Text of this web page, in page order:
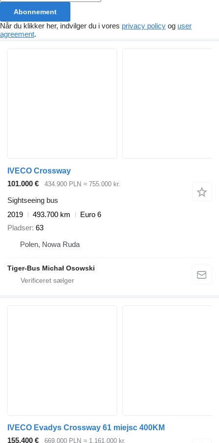
Abonnement
Når du klikker her, indvilger du i vores privacy policy og user
agreement.
IVECO Crossway
101.000 €
434.900 PLN ≈ 755.000 kr.
Sightseeing bus
2019
493.700 km
Euro 6
Pladser 63
Polen, Nowa Ruda
Tiger-Bus Michał Osowski
IVECO Evadys Crossway 61 miejsc 400KM
155.400 €
669.000 PLN ≈ 1.161.000 kr.